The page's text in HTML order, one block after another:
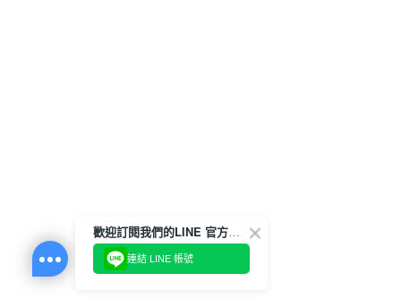
歡迎訂閱我們的LINE 官方帳號
連結 LINE 帳號